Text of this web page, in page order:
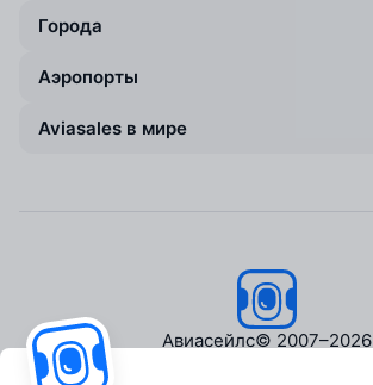
Города
Аэропорты
Aviasales в мире
Авиасейлс© 2007–2026